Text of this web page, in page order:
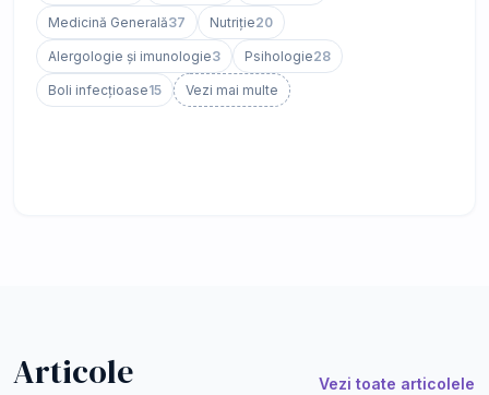
Medicină Generală37 Nutriție20
Alergologie și imunologie3 Psihologie28
Boli infecțioase15 Vezi mai multe
Articole
Vezi toate articolele